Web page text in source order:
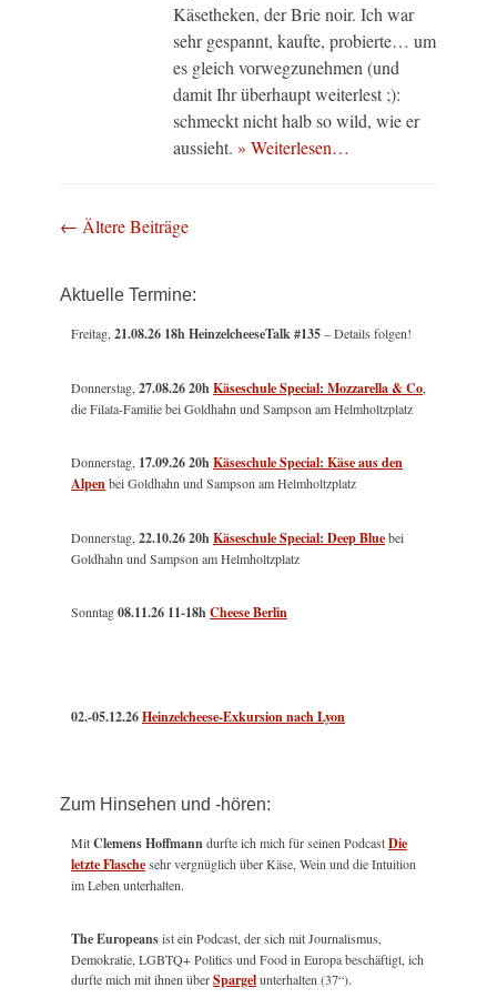
Käsetheken, der Brie noir. Ich war
sehr gespannt, kaufte, probierte… um
es gleich vorwegzunehmen (und
damit Ihr überhaupt weiterlest ;):
schmeckt nicht halb so wild, wie er
aussieht. » Weiterlesen…
Beitragsnavigation
← Ältere Beiträge
Aktuelle Termine:
Freitag, 21.08.26 18h HeinzelcheeseTalk #135– Details folgen!
Donnerstag, 27.08.26 20hKäseschule Special: Mozzarella & Co
die Filata-Familie bei Goldhahn und Sampson am Helmholtzplatz
Donnerstag, 17.09.26 20hKäseschule Special: Käse aus den
Alpenbei Goldhahn und Sampson am Helmholtzplatz
Donnerstag, 22.10.26 20hKäseschule Special: Deep Bluebei
Goldhahn und Sampson am Helmholtzplatz
Sonntag08.11.26 11-18hCheese Berlin
02.-05.12.26Heinzelcheese-Exkursion nach Lyon
Zum Hinsehen und -hören:
MitClemens Hoffmanndurfte ich mich für seinen PodcastDie
letzte Flaschesehr vergnüglich über Käse, Wein und die Intuition
im Leben unterhalten.
The Europeansist ein Podcast, der sich mit Journalismus,
Demokratie, LGBTQ+ Politics und Food in Europa beschäftigt, ich
durfte mich mit ihnen überSpargelunterhalten (37“).